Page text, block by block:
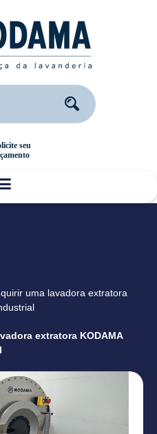
uma lavadora extratora
extratora KODAMA